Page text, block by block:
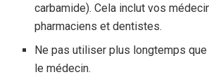
carbamide). Cela inclut vos
pharmaciens et dentistes.
Ne pas utiliser plus longtemps
le médecin.